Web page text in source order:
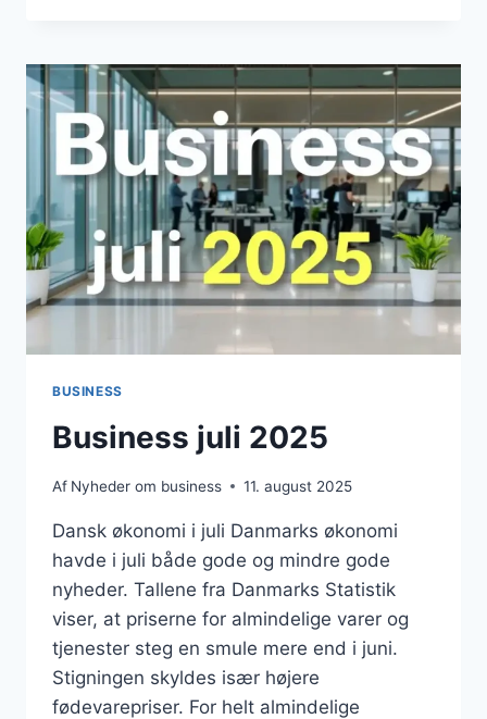
BUSINESS
Business juli 2025
Af Nyheder om business 11. august 2025
Dansk økonomi i juli Danmarks økonomi
havde i juli både gode og mindre gode
nyheder. Tallene fra Danmarks Statistik
viser, at priserne for almindelige varer og
tjenester steg en smule mere end i juni.
Stigningen skyldes især højere
fødevarepriser. For helt almindelige